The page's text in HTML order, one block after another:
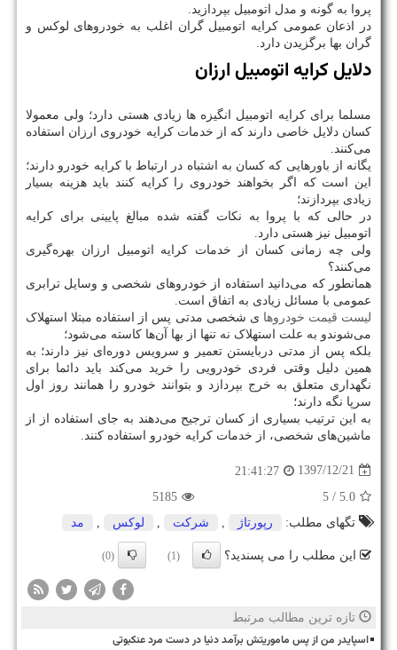
پروا به گونه و مدل اتومبیل بپردازید.
در اذعان عمومی کرایه اتومبیل گران اغلب به خودروهای لوکس و
گران بها برگزیدن دارد.
دلایل کرایه اتومبیل ارزان
مسلما برای کرایه اتومبیل انگیزه ها زیادی هستی دارد؛ ولی معمولا
کسان دلایل خاصی دارند که از خدمات کرایه خودروی ارزان استفاده
می‌کنند.
یگانه از باورهایی که کسان به اشتباه در ارتباط با کرایه خودرو دارند؛
این است که اگر بخواهند خودروی را کرایه کنند باید هزینه بسیار
زیادی بپردازند؛
در حالی که با پروا به نکات گفته شده مبالغ پایینی برای کرایه
اتومبیل نیز هستی دارد.
ولی چه زمانی کسان از خدمات کرایه اتومبیل ارزان بهره‌گیری
می‌کنند؟
همانطور که می‌دانید استفاده از خودروهای شخصی و وسایل ترابری
عمومی با مسائل زیادی به اتفاق است.
لیست قیمت خودروها ی شخصی مدتی پس از استفاده مبتلا استهلاک
می‌شوندو به علت استهلاک نه تنها از بها آن‌ها کاسته می‌شود؛
بلکه پس از مدتی دربایستن تعمیر و سرویس دوره‌ای نیز دارند؛ به
همین دلیل وقتی فردی خودرویی را خرید می‌کند باید دائما برای
نگهداری متعلق به خرج بپردازد و بتوانند خودرو را همانند روز اول
سرپا نگه دارند؛
به این ترتیب بسیاری از کسان ترجیح می‌دهند به جای استفاده از از
ماشین‌های شخصی، از خدمات کرایه خودرو استفاده کنند.
1397/12/21
21:41:27
5.0
/ 5
5185
تگهای مطلب:
رپورتاژ , شركت , لوكس , مد
این مطلب را می پسندید؟ (1)
(0)
تازه ترین مطالب مرتبط
اسپایدر من از پس ماموریتش برآمد دنیا در دست مرد عنکبوتی